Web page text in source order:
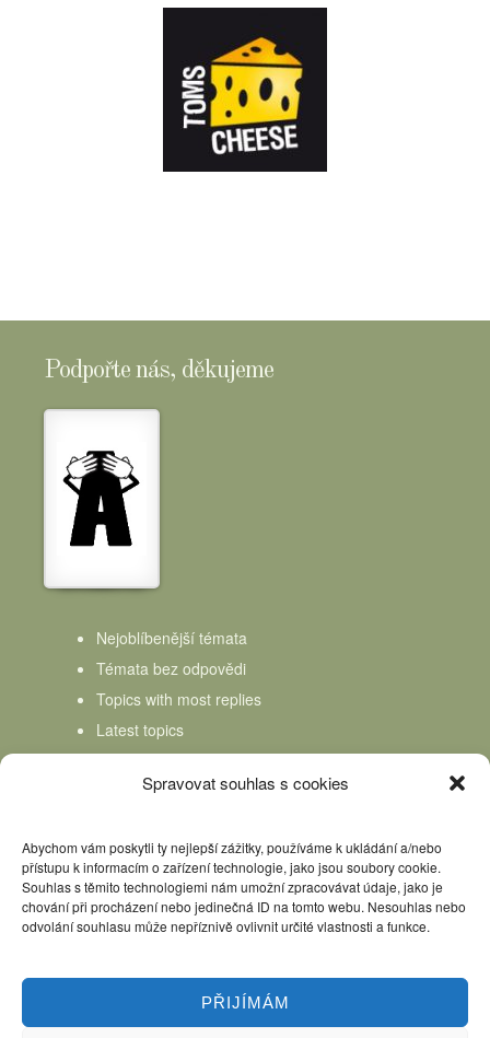
Spravovat souhlas s cookies
Abychom vám poskytli ty nejlepší zážitky, používáme k ukládání a/nebo
přístupu k informacím o zařízení technologie, jako jsou soubory cookie.
Souhlas s těmito technologiemi nám umožní zpracovávat údaje, jako je
chování při procházení nebo jedinečná ID na tomto webu. Nesouhlas nebo
odvolání souhlasu může nepříznivě ovlivnit určité vlastnosti a funkce.
PŘIJÍMÁM
Podpořte nás, děkujeme
Nejoblíbenější témata
Témata bez odpovědi
Topics with most replies
Latest topics
Topics Freshness